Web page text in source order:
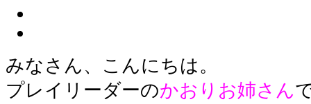
みなさん、こんにちは。
プレイリーダーのかおりお姉さん